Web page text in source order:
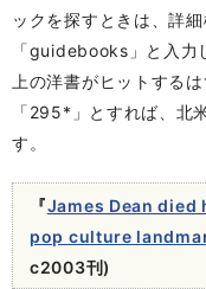
ックを探すときは、詳
「guidebooks」と入力
上の洋書がヒットする
「295*」とすれば、北
す。
『James Dean
pop culture
c2003刊)